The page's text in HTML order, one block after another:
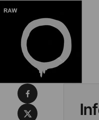
Condividi su
Condividi su X